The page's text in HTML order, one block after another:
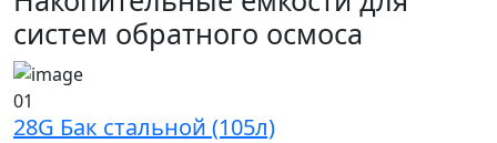
систем обратного осмоса
01
28G Бак стальной (105л)